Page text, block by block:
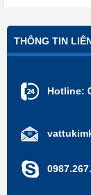
THÔNG TIN
Hotline: